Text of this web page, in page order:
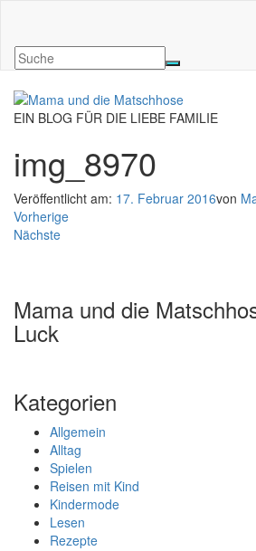
EIN BLOG FÜR DIE LIEBE FAMILIE
img_8970
Veröffentlicht am: 17. Februar 2016von
Vorherige
Nächste
Mama und die
Luck
Kategorien
Allgemein
Alltag
Spielen
Reisen mit Kind
Kindermode
Lesen
Rezepte